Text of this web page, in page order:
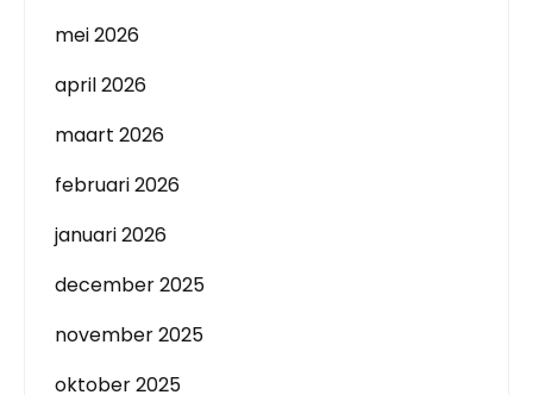
mei 2026
april 2026
maart 2026
februari 2026
januari 2026
december 2025
november 2025
oktober 2025